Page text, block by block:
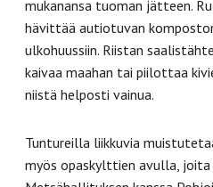
mukanansa tuoman jätteen.
hävittää autiotuvan
ulkohuussiin. Riistan
kaivaa maahan tai piilottaa
niistä helposti vainua.
Tuntureilla liikkuvia
myös opaskylttien avulla,